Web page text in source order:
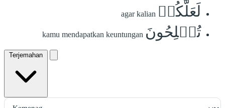
لَعَلَّكُمۡ agar kalian
تُفۡلِحُونَ kamu mendapatkan keuntungan
Terjemahan